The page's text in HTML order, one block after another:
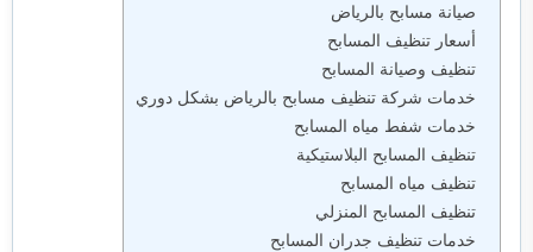
صيانة مسابح بالرياض
أسعار تنظيف المسابح
تنظيف وصيانة المسابح
خدمات شركة تنظيف مسابح بالرياض بشكل دوري
خدمات شفط مياه المسابح
تنظيف المسابح البلاستيكية
تنظيف مياه المسابح
تنظيف المسابح المنزلي
خدمات تنظيف جدران المسابح